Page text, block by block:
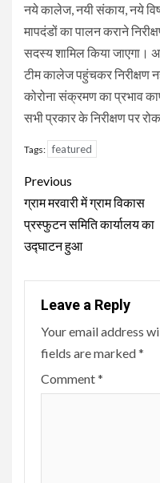
नये कालेज, नयी संकाय, नये
मापदंडों का पालन कराने
सदस्य शामिल किया जाएगा।
टीम कालेज पहुंचकर निरीक्षण
कोरोना संक्रमण का प्रभाव
सभी प्रकार के निरीक्षण पर
Tags: featured
Continue
Reading
Previous
ग्राम मरवारी में ग्राम विकास
प्रस्फुटन समिति कार्यालय का
उद्घाटन हुआ
Leave a Reply
Your email address
fields are marked*
Comment*